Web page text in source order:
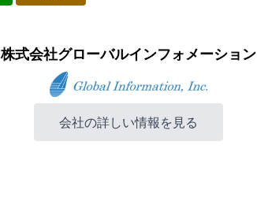
株式会社グローバルインフォメーション
会社の詳しい情報を見る